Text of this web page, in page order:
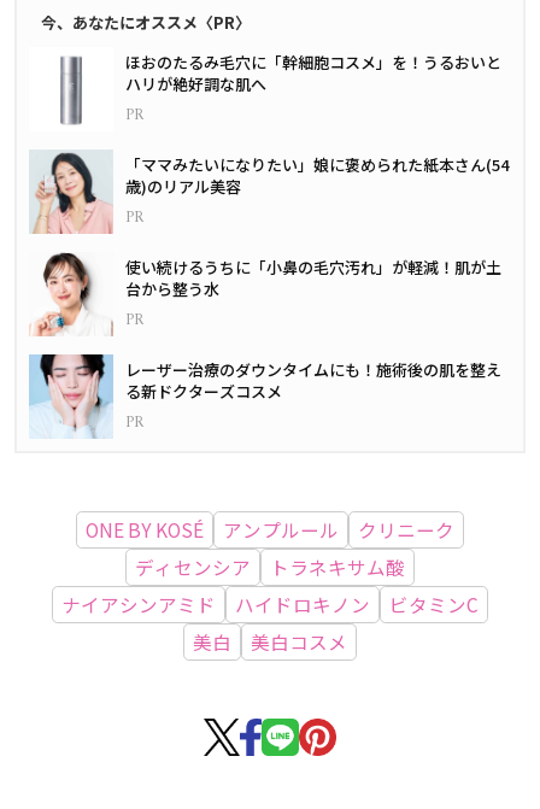
今、あなたにオススメ〈PR〉
ほおのたるみ毛穴に「幹細胞コスメ」を！うるおいと
ハリが絶好調な肌へ
「ママみたいになりたい」娘に褒められた紙本さん(54
歳)のリアル美容
使い続けるうちに「小鼻の毛穴汚れ」が軽減！肌が土
台から整う水
レーザー治療のダウンタイムにも！施術後の肌を整え
る新ドクターズコスメ
ONE BY KOSÉ アンプルール
クリニーク
ディセンシア
トラネキサム酸
ナイアシンアミド
ハイドロキノン
ビタミンC
美白
美白コスメ